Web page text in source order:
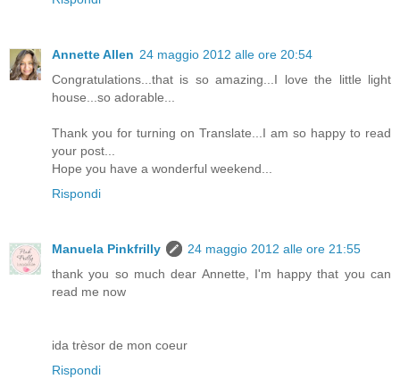
Annette Allen 24 maggio 2012 alle ore 20:54
Congratulations...that is so amazing...I love the little light
house...so adorable...
Thank you for turning on Translate...I am so happy to read
your post...
Hope you have a wonderful weekend...
Rispondi
Manuela Pinkfrilly
24 maggio 2012 alle ore 21:55
thank you so much dear Annette, I'm happy that you can
read me now
ida trèsor de mon coeur
Rispondi